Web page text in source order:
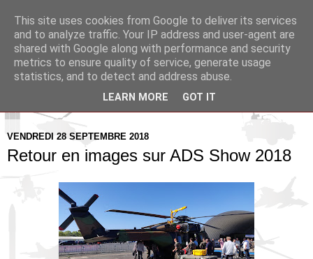
Pax Aquitania
Blog d'actualité et d'analyse stratégique
VENDREDI 28 SEPTEMBRE 2018
Retour en images sur ADS Show 2018
This site uses cookies from Google to deliver its services
and to analyze traffic. Your IP address and user-agent are
shared with Google along with performance and security
metrics to ensure quality of service, generate usage
statistics, and to detect and address abuse.
LEARN MORE GOT IT